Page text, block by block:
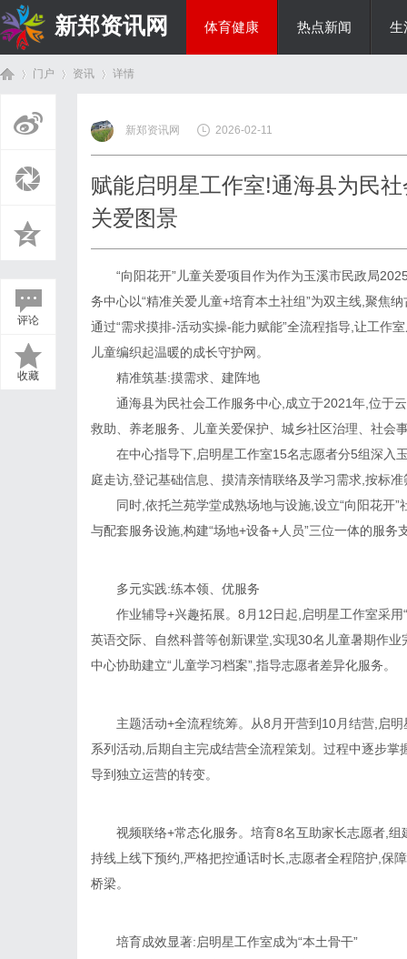
新郑资讯网 体育健康 热点新闻 生
门户 资讯
›
详情
评论
收藏
新郑资讯网 2026-02-11
赋能启明星工作室!通海县为民
关爱图景
“向阳花开”儿童关爱项目作为作为玉溪市民政局
务中心以“精准关爱儿童+培育本土社组”为双主线,聚焦
通过“需求摸排-活动实操-能力赋能”全流程指导,让工作
儿童编织起温暖的成长守护网。
精准筑基:摸需求、建阵地
通海县为民社会工作服务中心,成立于2021年,位于
救助、养老服务、儿童关爱保护、城乡社区治理、社会
在中心指导下,启明星工作室15名志愿者分5组深入
庭走访,登记基础信息、摸清亲情联络及学习需求,按标
同时,依托兰苑学堂成熟场地与设施,设立“向阳花开
与配套服务设施,构建“场地+设备+人员”三位一体的服
多元实践:练本领、优服务
作业辅导+兴趣拓展。8月12日起,启明星工作室采
英语交际、自然科普等创新课堂,实现30名儿童暑期作
中心协助建立“儿童学习档案”,指导志愿者差异化服务。
主题活动+全流程统筹。从8月开营到10月结营,启
系列活动,后期自主完成结营全流程策划。过程中逐步
导到独立运营的转变。
视频联络+常态化服务。培育8名互助家长志愿者,
持线上线下预约,严格把控通话时长,志愿者全程陪护,保
桥梁。
培育成效显著:启明星工作室成为“本土骨干”